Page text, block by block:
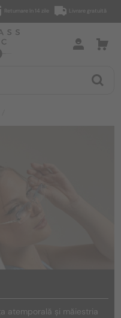
în 14 zile Livrare gratuită
atemporală și măiestria